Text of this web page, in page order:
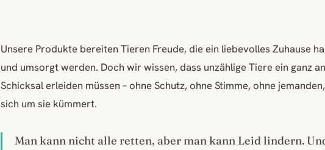
Unsere Produkte bereiten Tieren Freude, die ein liebevolles Zuhause
und umsorgt werden. Doch wir wissen, dass unzählige Tiere ein ganz
Schicksal erleiden müssen – ohne Schutz, ohne Stimme, ohne
sich um sie kümmert.
Man kann nicht alle retten, aber man kann Leid lindern.